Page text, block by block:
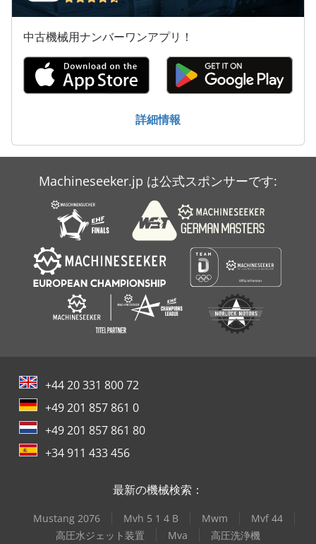
Heidelberg Sbg
Heidelberger
Horizon Hof 400
Mozp
Techkon
中古機械用ナンバーワンアプリ！
詳細情報
Machineseeker.jp は公式スポンサーです:
+44 20 331 800 72
+49 201 857 861 0
+49 201 857 861 80
+34 911 433 456
最新の機械検索：
Mustang 2076 Mvh 5 1 4 B Mwm
Mvf 44
高圧水ジェット装置
Mva 高圧洗浄機